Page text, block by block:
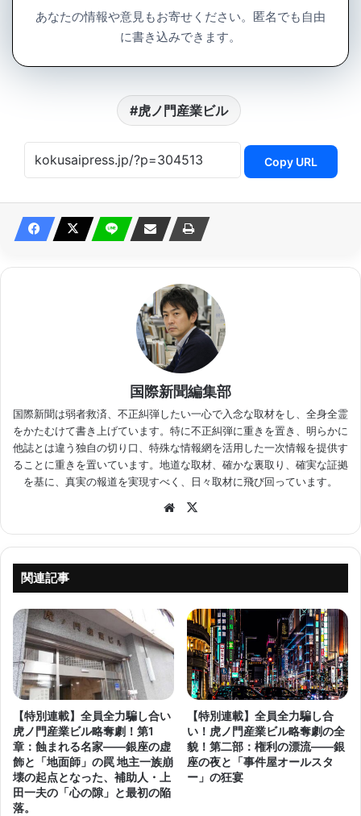
あなたの情報や意見もお寄せください。匿名でも自由
に書き込みできます。
虎ノ門産業ビル
Copy URL
国際新聞編集部
国際新聞は弱者救済、不正糾弾したい一心で入念な取材をし、全身全霊
をかたむけて書き上げています。特に不正糾弾に重きを置き、明らかに
他誌とは違う独自の切り口、特殊な情報網を活用した一次情報を提供す
ることに重きを置いています。地道な取材、確かな裏取り、確実な証拠
を基に、真実の報道を実現すべく、日々取材に飛び回っています。
Website
関連記事
【特別連載】全員全力騙し合い
虎ノ門産業ビル略奪劇！第1
章：蝕まれる名家――銀座の虚
飾と「地面師」の罠 地主一族崩
壊の起点となった、補助人・上
田一夫の「心の隙」と最初の陥
落。
【特別連載】全員全力騙し合
い！虎ノ門産業ビル略奪劇の全
貌！第二部：権利の漂流――銀
座の夜と「事件屋オールスタ
ー」の狂宴